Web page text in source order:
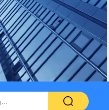
大鼠肠微血管内皮细胞